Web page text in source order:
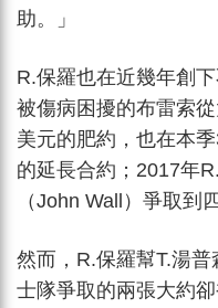
助。」
R.保羅也在近幾年創
被傷病困擾的布雷索
美元的肥約，也在本
的延長合約；2017年
（John Wall）爭取到
然而，R.保羅幫T.湯
士隊爭取的兩張大約